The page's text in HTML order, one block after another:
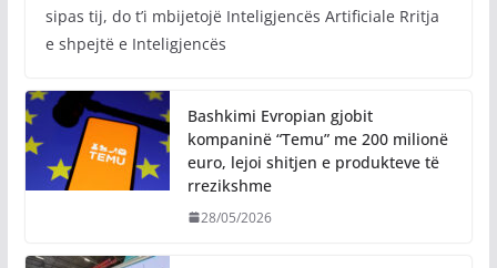
sipas tij, do t’i mbijetojë Inteligjencës Artificiale Rritja
e shpejtë e Inteligjencës
Bashkimi Evropian gjobit
kompaninë “Temu” me 200 milionë
euro, lejoi shitjen e produkteve të
rrezikshme
28/05/2026